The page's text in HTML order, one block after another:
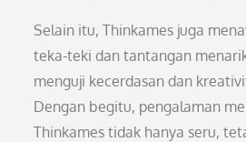
Selain itu, Thinkames juga
teka-teki dan tantangan
menguji kecerdasan dan
Dengan begitu, pengalaman
Thinkames tidak hanya seru,